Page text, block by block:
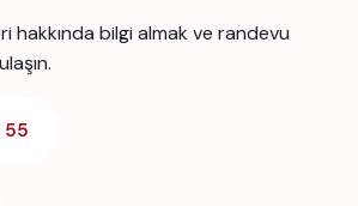
hakkında bilgi almak ve randevu
55